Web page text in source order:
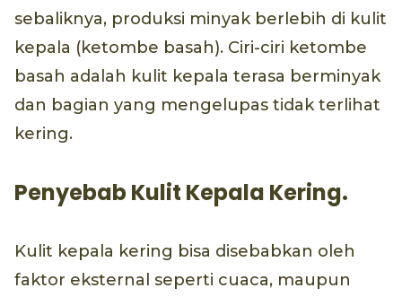
sebaliknya, produksi minyak berlebih di kulit
kepala (ketombe basah). Ciri-ciri ketombe
basah adalah kulit kepala terasa berminyak
dan bagian yang mengelupas tidak terlihat
kering.
Penyebab Kulit Kepala Kering.
Kulit kepala kering bisa disebabkan oleh
faktor eksternal seperti cuaca, maupun